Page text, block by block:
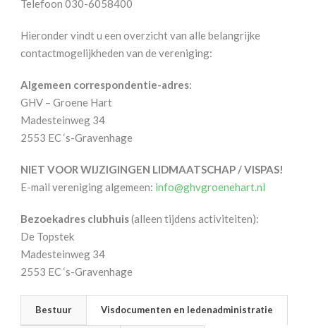
Telefoon 030-6058400
Hieronder vindt u een overzicht van alle belangrijke
contactmogelijkheden van de vereniging:
Algemeen correspondentie-adres:
GHV – Groene Hart
Madesteinweg 34
2553 EC ‘s-Gravenhage
NIET VOOR WIJZIGINGEN LIDMAATSCHAP / VISPAS!
E-mail vereniging algemeen: info@ghvgroenehart.nl
Bezoekadres clubhuis(alleen tijdens activiteiten):
De Topstek
Madesteinweg 34
2553 EC ‘s-Gravenhage
Bestuur Visdocumenten en ledenadministratie